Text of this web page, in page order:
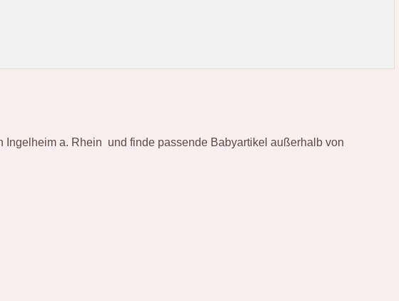
a. Rhein und finde passende Babyartikel außerhalb von